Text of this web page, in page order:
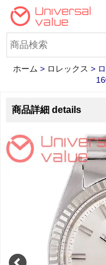
ホーム > ロレックス >
商品詳細 details